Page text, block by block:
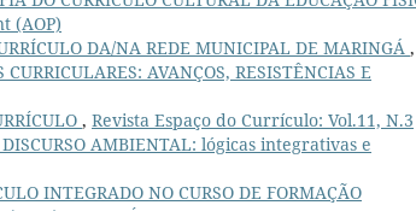
(AOP)
DA/NA REDE MUNICIPAL DE MARINGÁ ,
AVANÇOS, RESISTÊNCIAS E
, Revista Espaço do Currículo: Vol.11, N.3
AMBIENTAL: lógicas integrativas e
INTEGRADO NO CURSO DE FORMAÇÃO